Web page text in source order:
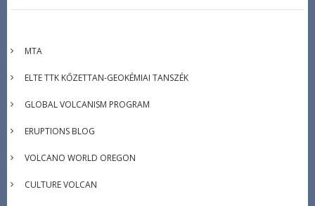
MTA
ELTE TTK KŐZETTAN-GEOKÉMIAI TANSZÉK
GLOBAL VOLCANISM PROGRAM
ERUPTIONS BLOG
VOLCANO WORLD OREGON
CULTURE VOLCAN